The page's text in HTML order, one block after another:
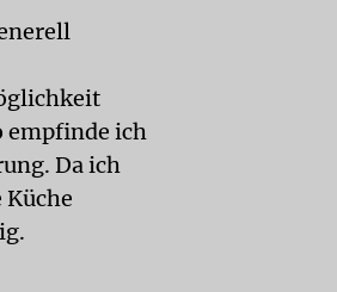
empfinde ich
Da ich